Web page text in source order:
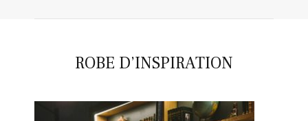
ROBE D’INSPIRATION